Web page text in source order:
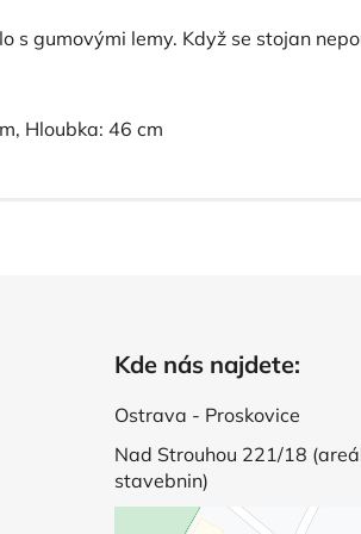
s gumovými lemy. Když se stojan
Hloubka: 46 cm
Kde nás najdete:
Ostrava - Proskovice
Nad Strouhou 221/18
stavebnin)